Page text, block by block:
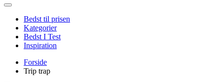
Bedst til prisen
Kategorier
Bedst I Test
Inspiration
Forside
Trip trap